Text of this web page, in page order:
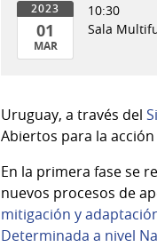
2023
01
MAR
Mar
del
10:30
Sala
Uruguay, a través del
Abiertos para la
En la primera fase se
nuevos procesos de
mitigación y
Determinada a nivel